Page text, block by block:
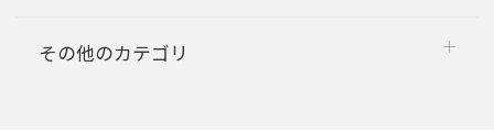
その他のカテゴリ